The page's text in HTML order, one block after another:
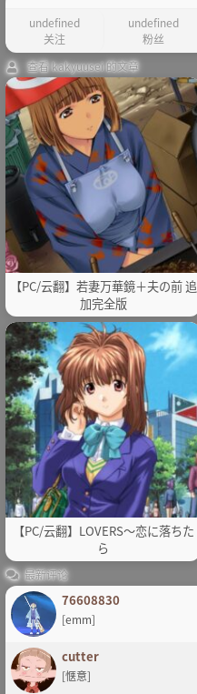
undefined
关注
undefined
粉丝
查看 kakyuusei 的文章
【PC/云翻】若妻万華鏡＋夫の前 追
加完全版
【PC/云翻】LOVERS～恋に落ちた
ら
最新评论
76608830
[emm]
cutter
[惬意]